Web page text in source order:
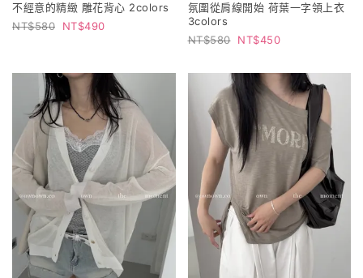
不經意的精緻 雕花背心 2colors
580
490
氛圍從肩線開始 荷葉一字領上衣
3colors
580
450